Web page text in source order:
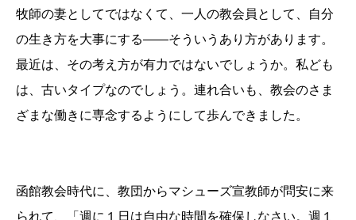
牧師の妻としてではなくて、一人の教会員として、自分
の生き方を大事にする――そういうあり方があります。
最近は、その考え方が有力ではないでしょうか。私ども
は、古いタイプなのでしょう。連れ合いも、教会のさま
ざまな働きに専念するようにして歩んできました。
函館教会時代に、教団からマシューズ宣教師が問安に来
られて、「週に１日は自由な時間を確保しなさい。週１